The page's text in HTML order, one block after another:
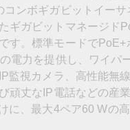
コンボギガビットイーサ
ギガビットマネージド
す。標準モードでPoE+
電力を提供し、ワイパ
監視カメラ、高性能無
頑丈なIP電話などの産
に、最大4ペア60 Wの